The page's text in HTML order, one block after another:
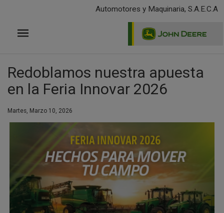
principal
Automotores y Maquinaria, S.A.E.C.A
Redoblamos nuestra apuesta
en la Feria Innovar 2026
Martes, Marzo 10, 2026